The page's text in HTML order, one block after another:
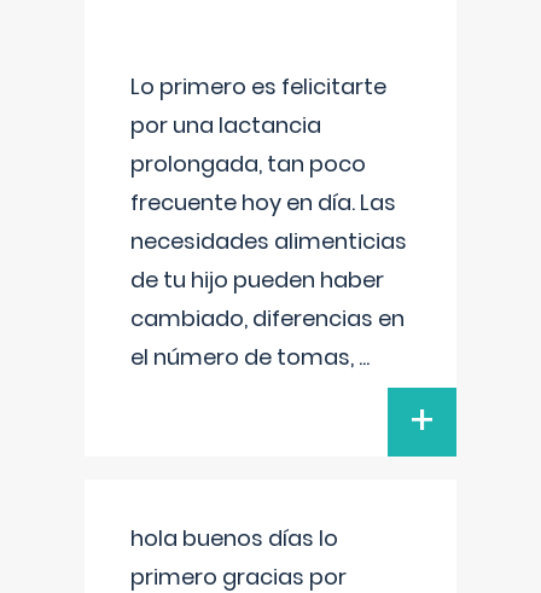
Lo primero es felicitarte
por una lactancia
prolongada, tan poco
frecuente hoy en día. Las
necesidades alimenticias
de tu hijo pueden haber
cambiado, diferencias en
el número de tomas, ...
+
hola buenos días lo
primero gracias por